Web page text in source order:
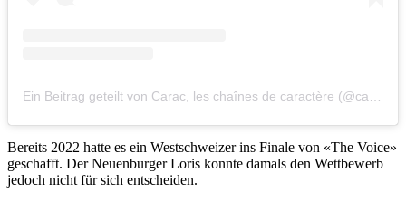
Bereits 2022 hatte es ein Westschweizer ins Finale von «The Voice»
geschafft. Der Neuenburger Loris konnte damals den Wettbewerb
jedoch nicht für sich entscheiden.